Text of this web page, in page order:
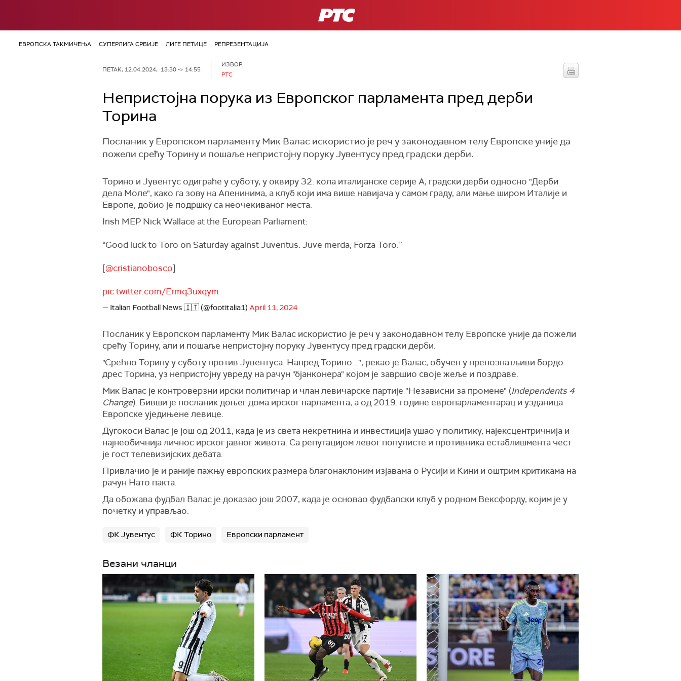
РТС
ЕВРОПСКА ТАКМИЧЕЊА СУПЕРЛИГА СРБИЈЕ ЛИГЕ ПЕТИЦЕ РЕПРЕЗЕНТАЦИЈА
ПЕТАК, 12.04.2024, 13:30 -> 14:55
ИЗВОР:
РТС
Непристојна порука из Европског парламента пред дерби
Торина
Посланик у Европском парламенту Мик Валас искористио је реч у законодавном телу Европске уније да
пожели срећу Торину и пошаље непристојну поруку Јувентусу пред градски дерби.
Торино и Јувентус одиграће у суботу, у оквиру 32. кола италијанске серије А, градски дерби односно "Дерби
дела Моле", како га зову на Апенинима, а клуб који има више навијача у самом граду, али мање широм Италије и
Европе, добио је подршку са неочекиваног места.
Irish MEP Nick Wallace at the European Parliament:
“Good luck to Toro on Saturday against Juventus. Juve merda, Forza Toro.”
[@cristianobosco]
pic.twitter.com/Ermq3uxqym
— Italian Football News 🇮🇹 (@footitalia1) April 11, 2024
Посланик у Европском парламенту Мик Валас искористио је реч у законодавном телу Европске уније да пожели
срећу Торину, али и пошаље непристојну поруку Јувентусу пред градски дерби.
"Срећно Торину у суботу против Јувентуса. Напред Торино...", рекао је Валас, обучен у препознатљиви бордо
дрес Торина, уз непристојну увреду на рачун "бјанконера" којом је завршио своје жеље и поздраве.
Мик Валас је контроверзни ирски политичар и члан левичарске партије "Независни за промене" (Independents 4
Change). Бивши је посланик доњег дома ирског парламента, а од 2019. године европарламентарац и узданица
Европске уједињене левице.
Дугокоси Валас је још од 2011, када је из света некретнина и инвестиција ушао у политику, најексцентричнија и
најнеобичнија личнос ирског јавног живота. Са репутацијом левог популисте и противника естаблишмента чест
је гост телевизијских дебата.
Привлачио је и раније пажњу европских размера благонаклоним изјавама о Русији и Кини и оштрим критикама на
рачун Нато пакта.
Да обожава фудбал Валас је доказао још 2007, када је основао фудбалски клуб у родном Вексфорду, којим је у
почетку и управљао.
ФК Јувентус ФК Торино Европски парламент
Везани чланци